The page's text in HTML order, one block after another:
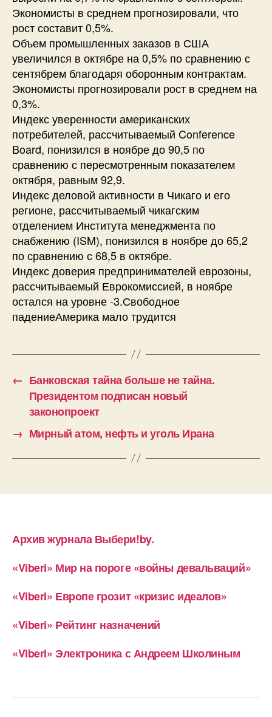
Экономисты в среднем прогнозировали, что
рост составит 0,5%.
Объем промышленных заказов в США
увеличился в октябре на 0,5% по сравнению с
сентябрем благодаря оборонным контрактам.
Экономисты прогнозировали рост в среднем на
0,3%.
Индекс уверенности американских
потребителей, рассчитываемый Conference
Board, понизился в ноябре до 90,5 по
сравнению с пересмотренным показателем
октября, равным 92,9.
Индекс деловой активности в Чикаго и его
регионе, рассчитываемый чикагским
отделением Института менеджмента по
снабжению (ISM), понизился в ноябре до 65,2
по сравнению с 68,5 в октябре.
Индекс доверия предпринимателей еврозоны,
рассчитываемый Еврокомиссией, в ноябре
остался на уровне -3.Свободное
падениеАмерика мало трудится
← Банковская тайна больше не тайна.
Президентом подписан новый
законопроект
→ Мирный атом, нефть и уголь Ирана
Архив журнала Выбери!by.
«Viberi» Мир на пороге «войны девальваций»
«Viberi» Европе грозит «кризис идеалов»
«Viberi» Рейтинг назначений
«Viberi» Электроника с Андреем Школиным